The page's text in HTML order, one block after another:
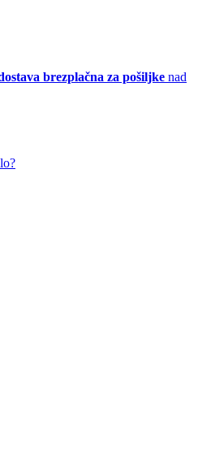
brezplačna za pošiljke nad